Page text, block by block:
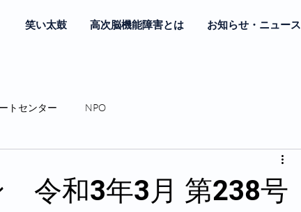
笑い太鼓 高次脳機能障害とは お知らせ・ニュース
トセンター NPO
令和3年3月 第238号